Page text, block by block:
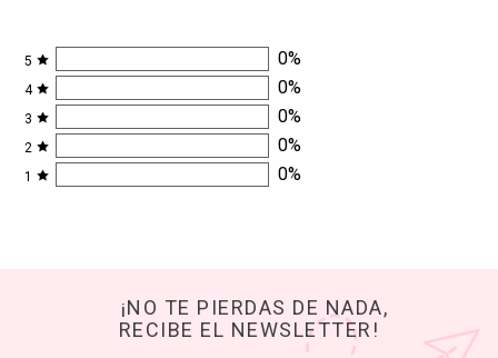
5 0%
4 0%
3 0%
2 0%
1 0%
¡NO TE PIERDAS DE NADA,
RECIBE EL NEWSLETTER!